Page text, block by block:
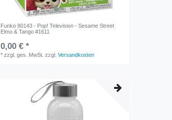
Funko 80143 - Pop! Television - Sesame Street
Elmo & Tango #1611
0,00 € *
*zzgl. ges. MwSt. zzgl.Versandkosten